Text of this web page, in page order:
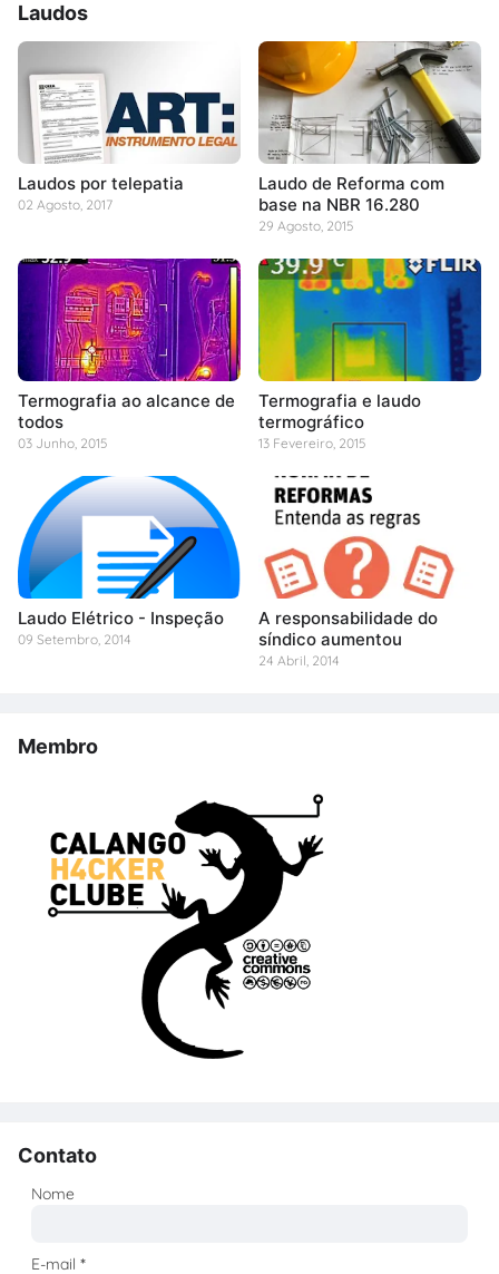
Laudos
Laudos por telepatia
02 Agosto, 2017
Laudo de Reforma com
base na NBR 16.280
29 Agosto, 2015
Termografia ao alcance de
todos
03 Junho, 2015
Termografia e laudo
termográfico
13 Fevereiro, 2015
Laudo Elétrico - Inspeção
09 Setembro, 2014
A responsabilidade do
síndico aumentou
24 Abril, 2014
Membro
Contato
Nome
E-mail*